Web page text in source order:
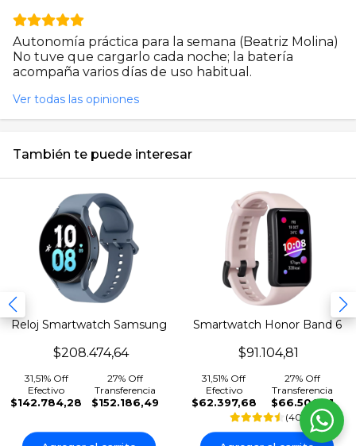
Autonomía práctica para la semana (Beatriz Molina)
No tuve que cargarlo cada noche; la batería
acompaña varios días de uso habitual.
Ver todas las opiniones
También te puede interesar
Reloj Smartwatch Samsung
Watch5 (Exhibición)
$208.474,64
31,51% Off
Efectivo
$142.784,28
27% Off
Transferencia
$152.186,49
Smartwatch Honor Band 6
Oximetro
$91.104,81
31,51% Off
Efectivo
$62.397,68
27% Off
Transferencia
$66.506,51
(40)